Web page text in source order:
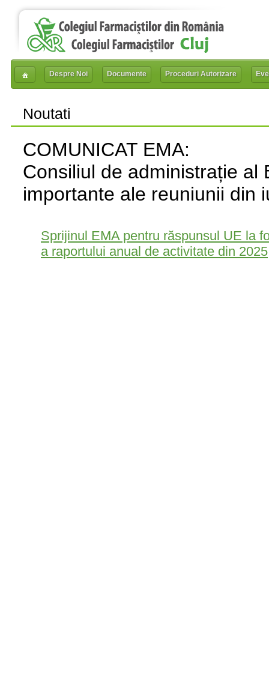
Despre Noi Documente Proceduri Autorizare
Noutati
COMUNICAT EMA:
Consiliul de administrație al
importante ale reuniunii din
Sprijinul EMA pentru răspunsul UE la
a raportului anual de activitate din 2025